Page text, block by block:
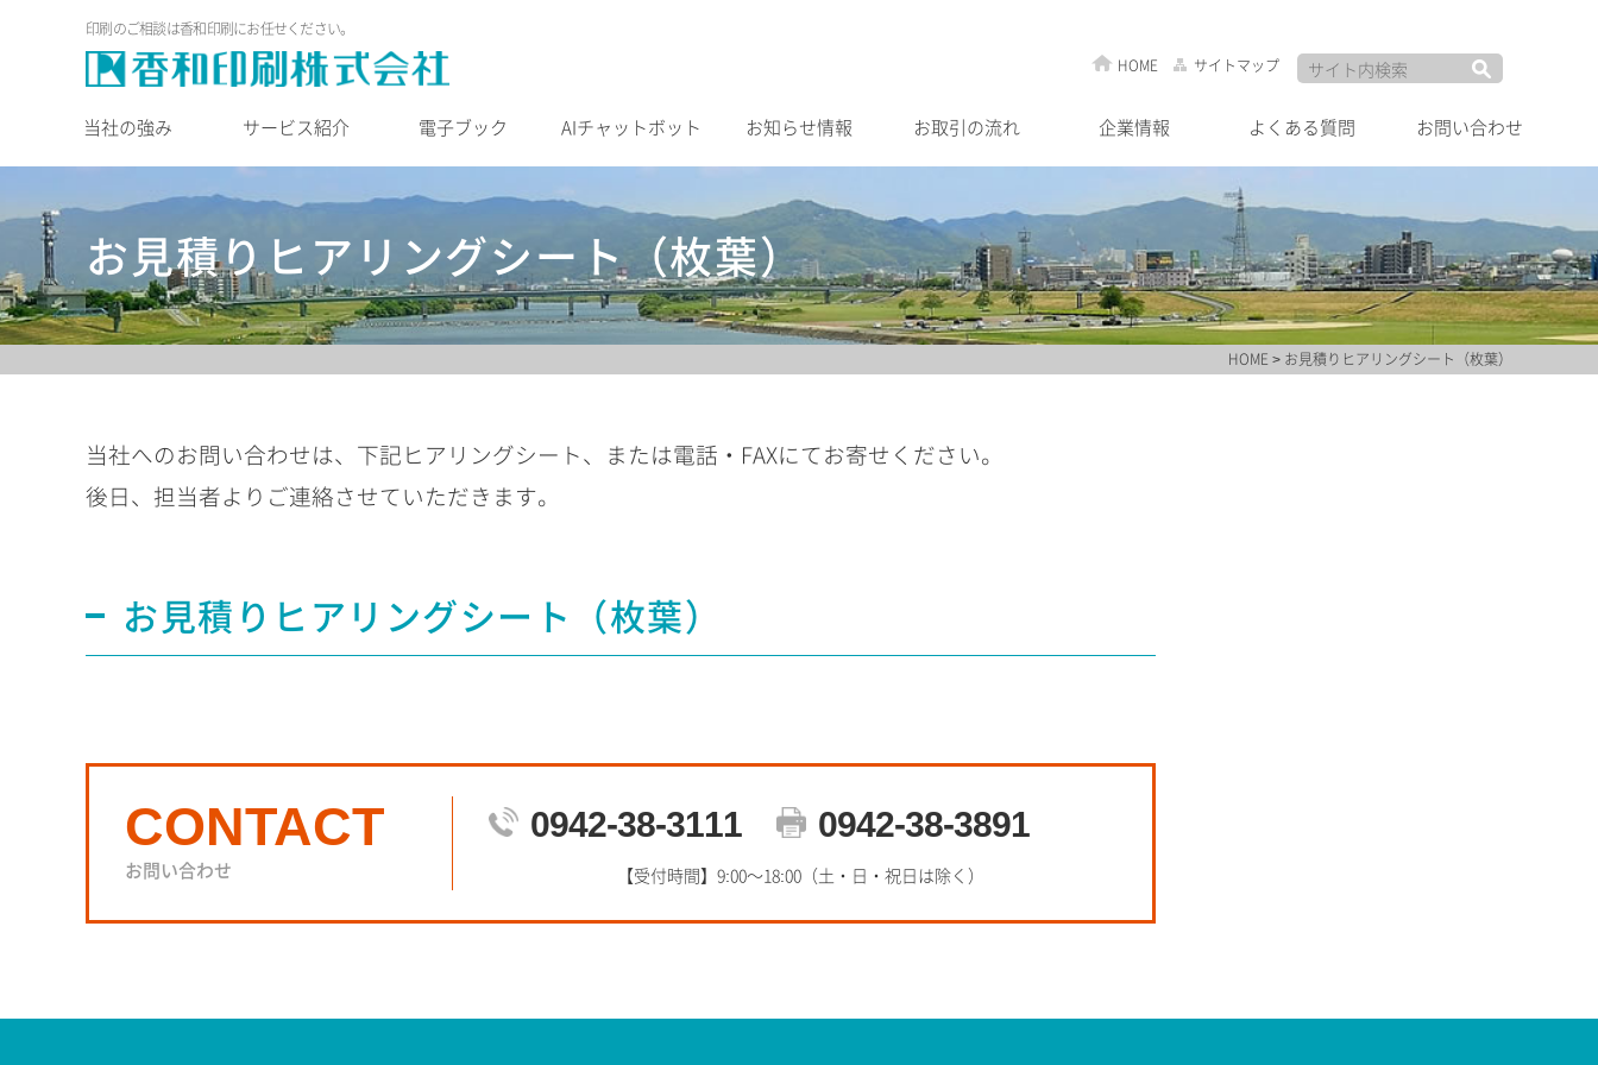
印刷のご相談は香和印刷にお任せください。
HOME
サイトマップ
当社の強み サービス紹介 電子ブック AIチャットボット お知らせ情報 お取引の流れ 企業情報 よくある質問 お問い合わせ
お見積りヒアリングシート（枚葉）
HOME> お見積りヒアリングシート（枚葉）
当社へのお問い合わせは、下記ヒアリングシート、または電話・FAXにてお寄せください。
後日、担当者よりご連絡させていただきます。
お見積りヒアリングシート（枚葉）
CONTACT
お問い合わせ
0942-38-3111 0942-38-3891
【受付時間】9:00～18:00（土・日・祝日は除く）